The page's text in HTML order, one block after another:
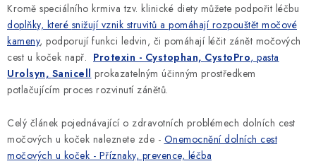
ý
p
i
s
u
Kromě speciálního krmiva tzv. klinické diety můžete podpořit léčbu
doplňky, které snižují vznik struvitů a pomáhají rozpouštět močové
kameny, podporují funkci ledvin, či pomáhají léčit zánět močových
cest u koček např. Protexin - Cystophan, CystoPro, pasta
Urolsyn, Sanicell prokazatelným účinným prostředkem
potlačujícím proces rozvinutí zánětů.
Celý článek pojednávající o zdravotních problémech dolních cest
močových u koček naleznete zde - Onemocnění dolních cest
močových u koček - Příznaky, prevence, léčba